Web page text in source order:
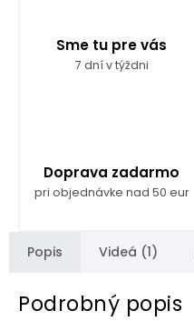
Sme tu pre vás
7 dní v týždni
Doprava zadarmo
pri objednávke nad 50 eur
Popis Videá (1)
Podrobný popis